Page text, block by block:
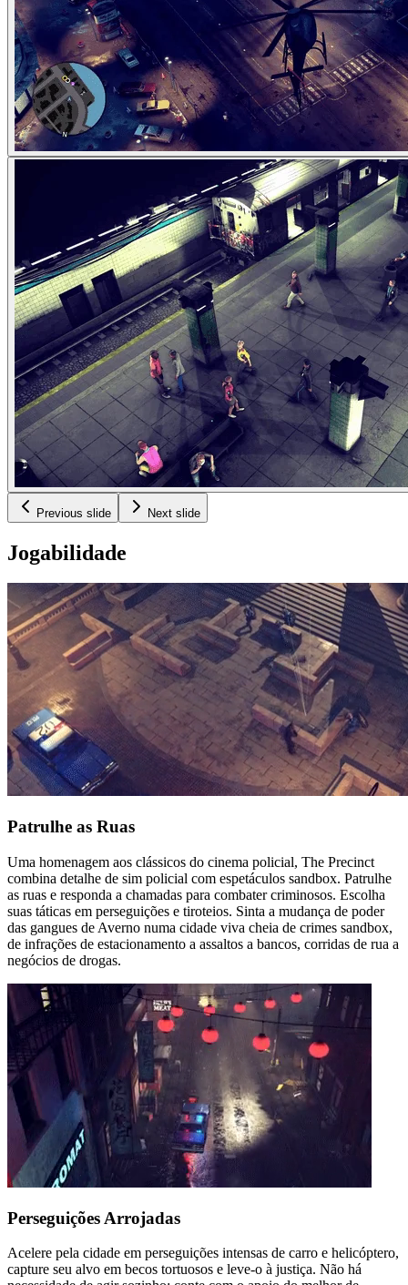
Previous slide Next slide
Jogabilidade
Patrulhe as Ruas
Uma homenagem aos clássicos do cinema policial, The Precinct
combina detalhe de sim policial com espetáculos sandbox. Patrulhe
as ruas e responda a chamadas para combater criminosos. Escolha
suas táticas em perseguições e tiroteios. Sinta a mudança de poder
das gangues de Averno numa cidade viva cheia de crimes sandbox,
de infrações de estacionamento a assaltos a bancos, corridas de rua a
negócios de drogas.
Perseguições Arrojadas
Acelere pela cidade em perseguições intensas de carro e helicóptero,
capture seu alvo em becos tortuosos e leve-o à justiça. Não há